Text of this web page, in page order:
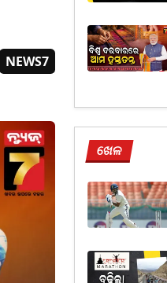
NEWS7
ଖେଳ